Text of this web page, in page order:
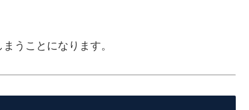
うことになります。